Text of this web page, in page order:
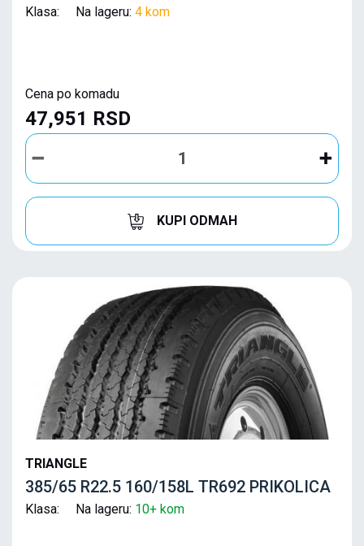
Klasa: Na lageru: 4 kom
Cena po komadu
47,951 RSD
KUPI ODMAH
TRIANGLE
385/65 R22.5 160/158L TR692 PRIKOLICA
Klasa: Na lageru: 10+ kom